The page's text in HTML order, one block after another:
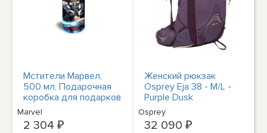
Мстители Марвел,
500 мл, Подарочная
коробка для подарков
и сувениров с
логотипом Alltag
Marvel
2 304 ₽
Женский рюкзак
Osprey Eja 38 - M/L -
Purple Dusk
Osprey
32 090 ₽